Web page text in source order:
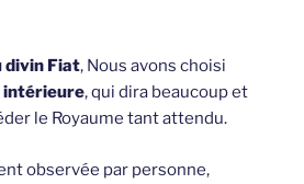
divin Fiat, Nous avons choisi
intérieure, qui dira beaucoup et
le Royaume tant attendu.
observée par personne,